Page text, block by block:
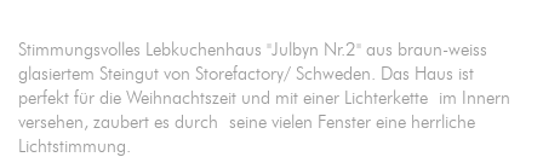
Stimmungsvolles Lebkuchenhaus "Julbyn Nr.2" aus braun-weiss
glasiertem Steingut von Storefactory/ Schweden. Das Haus ist
perfekt für die Weihnachtszeit und mit einer Lichterkette im Innern
versehen, zaubert es durch seine vielen Fenster eine herrliche
Lichtstimmung.